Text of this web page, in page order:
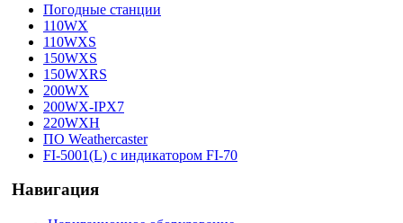
Погодные станции
110WX
110WXS
150WXS
150WXRS
200WX
200WX-IPX7
220WXH
ПО Weathercaster
FI-5001(L) c индикатором FI-70
Навигация